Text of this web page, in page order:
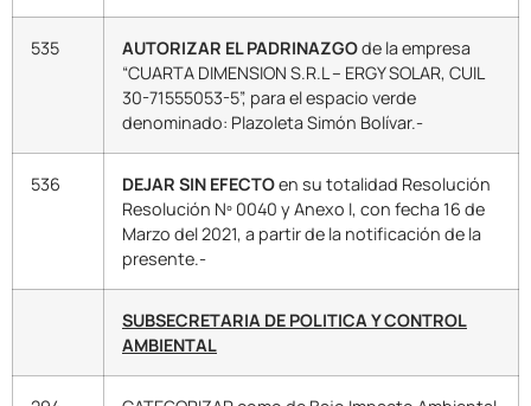
535 AUTORIZAR EL PADRINAZGOde la empresa
“CUARTA DIMENSION S.R.L – ERGY SOLAR, CUIL
30-71555053-5”, para el espacio verde
denominado: Plazoleta Simón Bolívar.-
536 DEJAR SIN EFECTOen su totalidad Resolución
Resolución Nº 0040 y Anexo I, con fecha 16 de
Marzo del 2021, a partir de la notificación de la
presente.-
SUBSECRETARIA DE POLITICA Y CONTROL
AMBIENTAL